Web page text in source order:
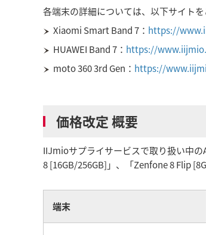
各端末の詳細については、以下サイトを
Xiaomi Smart Band 7： https://
HUAWEI Band 7： https://
moto 360 3rd Gen： https://
価格改定 概要
IIJmioサプライサービスで取り扱い中
8 [16GB/256GB]」、「Zenfone 8 Flip
端末